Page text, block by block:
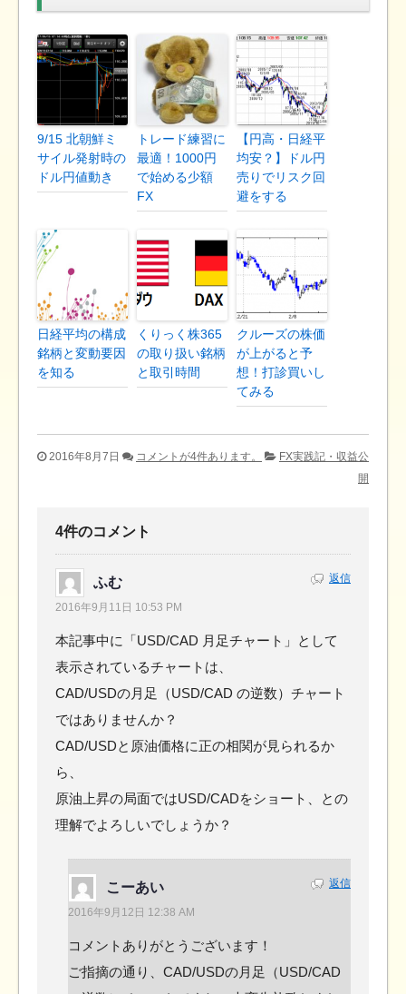
9/15 北朝鮮ミ
サイル発射時の
ドル円値動き
トレード練習に
最適！1000円
で始める少額
FX
【円高・日経平
均安？】ドル円
売りでリスク回
避をする
日経平均の構成
銘柄と変動要因
を知る
くりっく株365
の取り扱い銘柄
と取引時間
クルーズの株価
が上がると予
想！打診買いし
てみる
2016年8月7日 コメントが4件あります。
FX実践記・収益公
開
4件のコメント
ふむ
2016年9月11日 10:53 PM
本記事中に「USD/CAD 月足チャート」として
表示されているチャートは、
CAD/USDの月足（USD/CAD の逆数）チャート
ではありませんか？
CAD/USDと原油価格に正の相関が見られるか
ら、
原油上昇の局面ではUSD/CADをショート、との
理解でよろしいでしょうか？
返信
こーあい
2016年9月12日 12:38 AM
コメントありがとうございます！
ご指摘の通り、CAD/USDの月足（USD/CAD
返信